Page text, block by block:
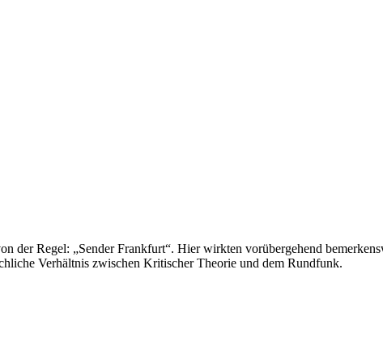
der Regel: „Sender Frankfurt“. Hier wirkten vorübergehend
Verhältnis zwischen Kritischer Theorie und dem Rundfunk.